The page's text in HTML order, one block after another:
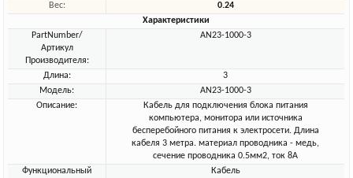
Вес:
0.24
Характеристики
PartNumber/
Артикул
Производителя:
AN23-1000-3
Длина:
3
Модель:
AN23-1000-3
Описание:
Кабель для подключения блока питания
компьютера, монитора или источника
бесперебойного питания к электросети. Длина
кабеля 3 метра. материал проводника - медь,
сечение проводника 0.5мм2, ток 8А
Функциональный
Кабель